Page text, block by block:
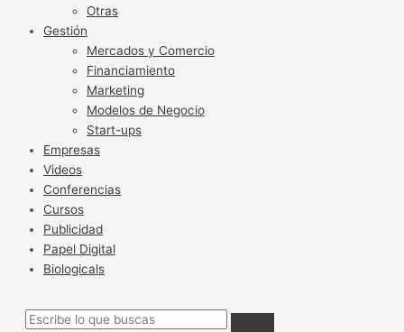
Otras
Gestión
Mercados y Comercio
Financiamiento
Marketing
Modelos de Negocio
Start-ups
Empresas
Videos
Conferencias
Cursos
Publicidad
Papel Digital
Biologicals